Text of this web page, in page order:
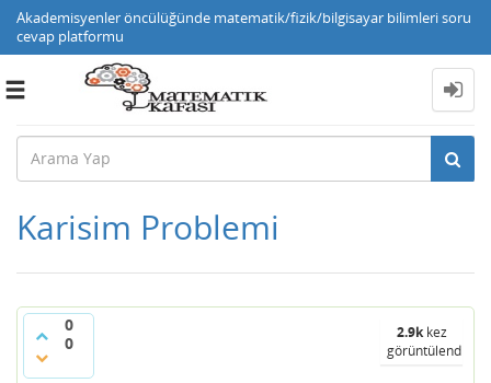
Akademisyenler öncülüğünde matematik/fizik/bilgisayar bilimleri soru
cevap platformu
Toggle
Karisim Problemi
0
0
2.9kkez
görüntülendi